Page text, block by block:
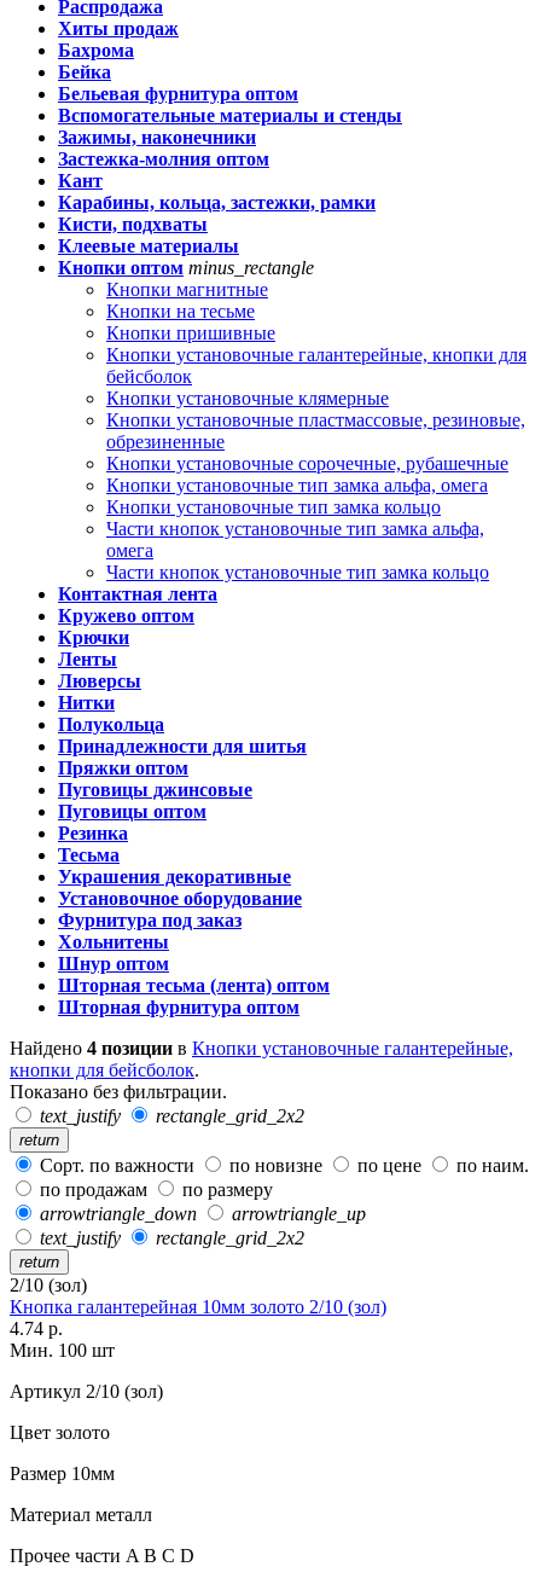
Распродажа
Хиты продаж
Бахрома
Бейка
Бельевая фурнитура оптом
Вспомогательные материалы и стенды
Зажимы, наконечники
Застежка-молния оптом
Кант
Карабины, кольца, застежки, рамки
Кисти, подхваты
Клеевые материалы
Кнопки оптом minus_rectangle
Кнопки магнитные
Кнопки на тесьме
Кнопки пришивные
Кнопки установочные галантерейные, кнопки для
бейсболок
Кнопки установочные клямерные
Кнопки установочные пластмассовые, резиновые,
обрезиненные
Кнопки установочные сорочечные, рубашечные
Кнопки установочные тип замка альфа, омега
Кнопки установочные тип замка кольцо
Части кнопок установочные тип замка альфа,
омега
Части кнопок установочные тип замка кольцо
Контактная лента
Кружево оптом
Крючки
Ленты
Люверсы
Нитки
Полукольца
Принадлежности для шитья
Пряжки оптом
Пуговицы джинсовые
Пуговицы оптом
Резинка
Тесьма
Украшения декоративные
Установочное оборудование
Фурнитура под заказ
Хольнитены
Шнур оптом
Шторная тесьма (лента) оптом
Шторная фурнитура оптом
Найдено 4 позиции в Кнопки установочные галантерейные,
кнопки для бейсболок.
Показано без фильтрации.
text_justify
rectangle_grid_2x2
return
Сорт. по важности по новизне по цене
по наим.
по продажам
по размеру
arrowtriangle_down
arrowtriangle_up
text_justify
rectangle_grid_2x2
return
2/10 (зол)
Кнопка галантерейная 10мм золото 2/10 (зол)
4.74 р.
Мин. 100 шт
Артикул 2/10 (зол)
Цвет золото
Размер 10мм
Материал металл
Прочее части A B C D